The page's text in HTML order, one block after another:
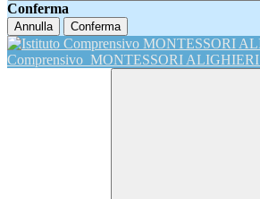
Conferma
Annulla Conferma
Comprensivo MONTESSORI ALIGHIERI